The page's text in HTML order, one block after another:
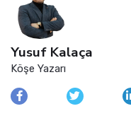
Yusuf Kalaça
Köşe Yazarı